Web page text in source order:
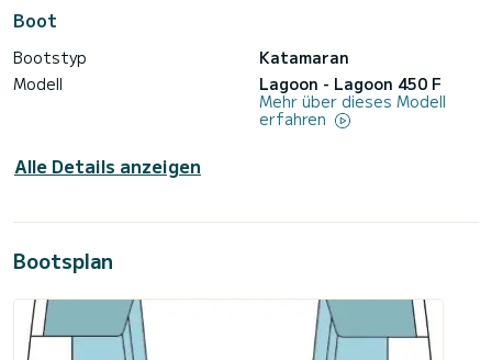
Boot
Bootstyp
Katamaran
Modell
Lagoon - Lagoon 450 F
Mehr über dieses Modell
erfahren
Alle Details anzeigen
Bootsplan